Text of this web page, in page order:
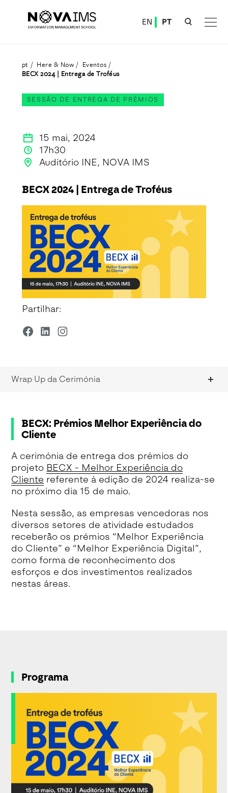
EN PT
pt Here & Now
Eventos
BECX 2024 | Entrega de Troféus
SESSÃO DE ENTREGA DE PRÉMIOS
15 mai, 2024
17h30
Auditório INE, NOVA IMS
BECX 2024 | Entrega de Troféus
Partilhar:
Wrap Up da Cerimónia
BECX: Prémios Melhor Experiência do
Cliente
A cerimónia de entrega dos prémios do
projeto BECX - Melhor Experiência do
Cliente referente à edição de 2024 realiza-se
no próximo dia 15 de maio.
Nesta sessão, as empresas vencedoras nos
diversos setores de atividade estudados
receberão os prémios “Melhor Experiência
do Cliente” e “Melhor Experiência Digital”,
como forma de reconhecimento dos
esforços e dos investimentos realizados
nestas áreas.
Programa